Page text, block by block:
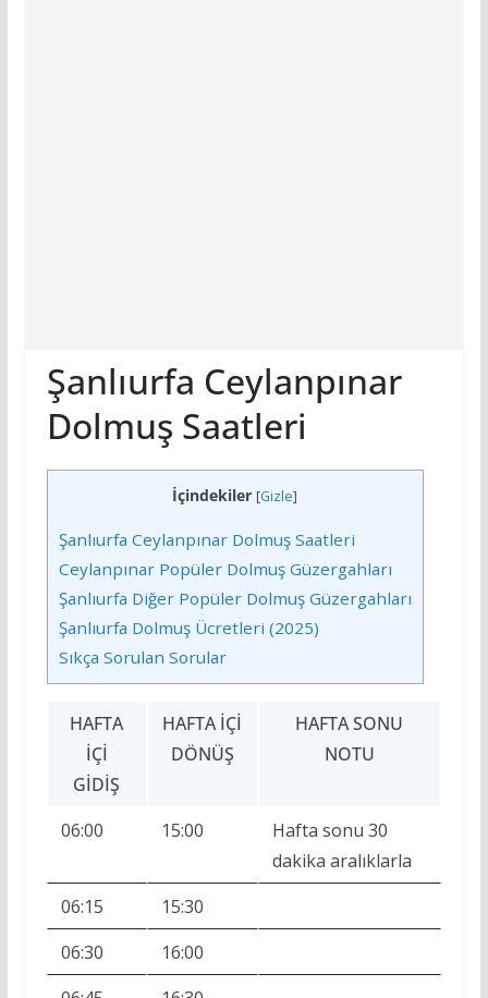
Şanlıurfa Ceylanpınar
Dolmuş Saatleri
İçindekiler [Gizle]
Şanlıurfa Ceylanpınar Dolmuş Saatleri
Ceylanpınar Popüler Dolmuş Güzergahları
Şanlıurfa Diğer Popüler Dolmuş Güzergahları
Şanlıurfa Dolmuş Ücretleri (2025)
Sıkça Sorulan Sorular
HAFTA
İÇI
GIDIŞ
HAFTA İÇI
DÖNÜŞ
HAFTA SONU
NOTU
06:00 15:00
Hafta sonu 30
dakika aralıklarla
06:15
15:30
06:30
16:00